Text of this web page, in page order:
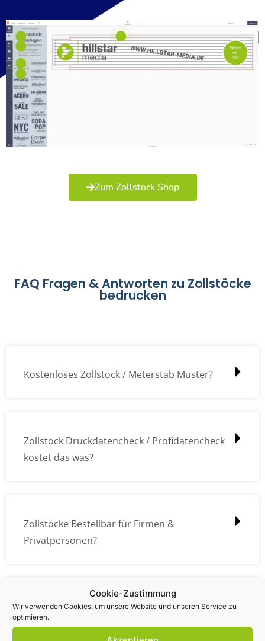
Cookie-Zustimmung
Wir verwenden Cookies, um unsere Website und unseren Service zu
optimieren.
Zum Zollstock Shop
FAQ Fragen & Antworten zu Zollstöcke
bedrucken
Kostenloses Zollstock / Meterstab Muster?
Zollstock Druckdatencheck / Profidatencheck
kostet das was?
Zollstöcke Bestellbar für Firmen &
Privatpersonen?
Wie kann ich die Daten (z.B. Logos und Texte)
übermitteln?